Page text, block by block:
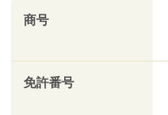
商号
免許番号